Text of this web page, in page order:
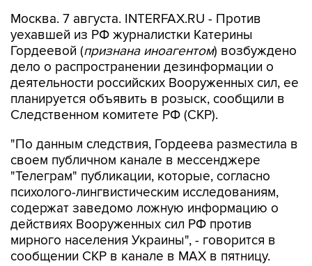
Москва. 7 августа. INTERFAX.RU - Против
уехавшей из РФ журналистки Катерины
Гордеевой (признана иноагентом) возбуждено
дело о распространении дезинформации о
деятельности российских Вооруженных сил, ее
планируется объявить в розыск, сообщили в
Следственном комитете РФ (СКР).
"По данным следствия, Гордеева разместила в
своем публичном канале в мессенджере
"Телеграм" публикации, которые, согласно
психолого-лингвистическим исследованиям,
содержат заведомо ложную информацию о
действиях Вооруженных сил РФ против
мирного населения Украины", - говорится в
сообщении СКР в канале в MAX в пятницу.